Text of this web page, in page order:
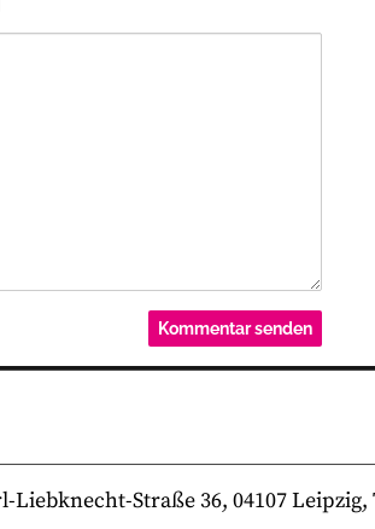
Straße 36, 04107